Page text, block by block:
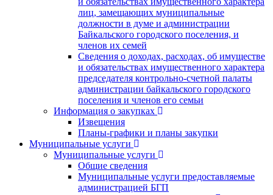
лиц, замещающих муниципальные
должности в думе и администрации
Байкальского городского поселения, и
членов их семей
Сведения о доходах, расходах, об имуществе
и обязательствах имущественного характера
председателя контрольно-счетной палаты
администрации байкальского городского
поселения и членов его семьи
Информация о закупках
Извещения
Планы-графики и планы закупки
Муниципальные услуги
Муниципальные услуги
Общие сведения
Муниципальные услуги предоставляемые
администрацией БГП